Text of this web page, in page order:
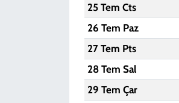
25 Tem Cts
26 Tem Paz
27 Tem Pts
28 Tem Sal
29 Tem Çar